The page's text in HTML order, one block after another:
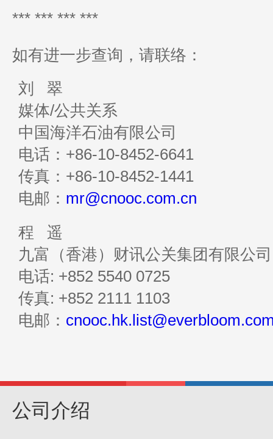
*** *** *** ***
如有进一步查询，请联络：
刘 翠
媒体/公共关系
中国海洋石油有限公司
电话：+86-10-8452-6641
传真：+86-10-8452-1441
电邮： mr@cnooc.com.cn
程 遥
九富（香港）财讯公关集团有限公司
电话: +852 5540 0725
传真: +852 2111 1103
电邮：
公司介绍